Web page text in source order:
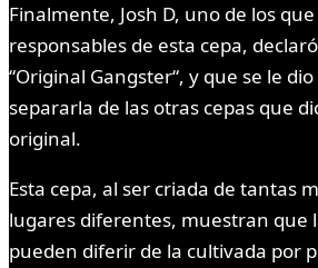
Finalmente, Josh D, uno de los
responsables de esta cepa,
“Original Gangster“, y que se le
separarla de las otras cepas que
original.
Esta cepa, al ser criada de tantas
lugares diferentes, muestran que
pueden diferir de la cultivada por